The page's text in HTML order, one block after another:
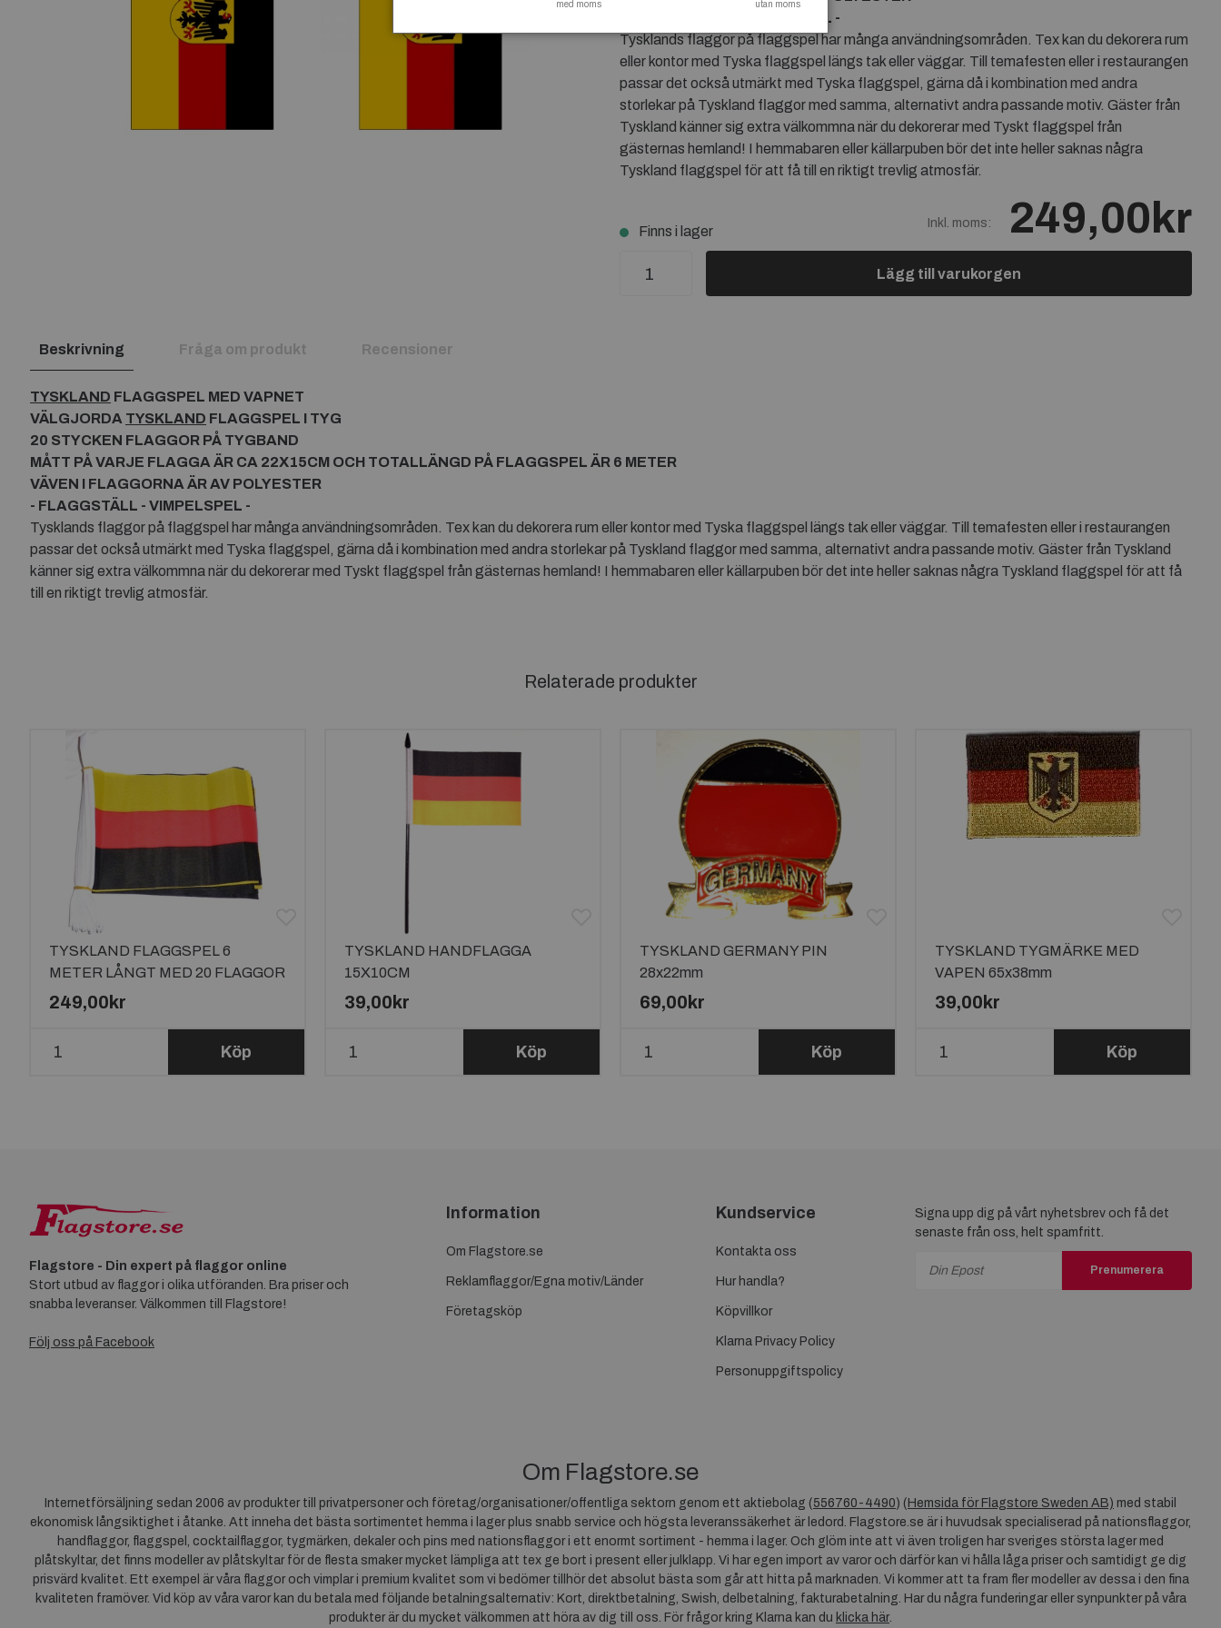
- FLAGGSTÄLL - VIMPELSPEL -
Tysklands flaggor på flaggspel har många användningsområden. Tex kan du dekorera rum
eller kontor med Tyska flaggspel längs tak eller väggar. Till temafesten eller i restaurangen
passar det också utmärkt med Tyska flaggspel, gärna då i kombination med andra
storlekar på Tyskland flaggor med samma, alternativt andra passande motiv. Gäster från
Tyskland känner sig extra välkommna när du dekorerar med Tyskt flaggspel från
gästernas hemland! I hemmabaren eller källarpuben bör det inte heller saknas några
Tyskland flaggspel för att få till en riktigt trevlig atmosfär.
Finns i lager
Inkl. moms: 249,00kr
Lägg till varukorgen
Beskrivning Fråga om produkt Recensioner
TYSKLAND FLAGGSPEL MED VAPNET
VÄLGJORDA TYSKLAND FLAGGSPEL I TYG
20 STYCKEN FLAGGOR PÅ TYGBAND
MÅTT PÅ VARJE FLAGGA ÄR CA 22X15CM OCH TOTALLÄNGD PÅ FLAGGSPEL ÄR 6 METER
VÄVEN I FLAGGORNA ÄR AV POLYESTER
- FLAGGSTÄLL - VIMPELSPEL -
Tysklands flaggor på flaggspel har många användningsområden. Tex kan du dekorera rum eller kontor med Tyska flaggspel längs tak eller väggar. Till temafesten eller i restaurangen
passar det också utmärkt med Tyska flaggspel, gärna då i kombination med andra storlekar på Tyskland flaggor med samma, alternativt andra passande motiv. Gäster från Tyskland
känner sig extra välkommna när du dekorerar med Tyskt flaggspel från gästernas hemland! I hemmabaren eller källarpuben bör det inte heller saknas några Tyskland flaggspel för att få
till en riktigt trevlig atmosfär.
Relaterade produkter
TYSKLAND FLAGGSPEL 6
METER LÅNGT MED 20 FLAGGOR
249,00kr
Köp
TYSKLAND HANDFLAGGA
15X10CM
39,00kr
Köp
TYSKLAND GERMANY PIN
28x22mm
69,00kr
Köp
TYSKLAND TYGMÄRKE MED
VAPEN 65x38mm
39,00kr
Köp
Flagstore - Din expert på flaggor online
Stort utbud av flaggor i olika utföranden. Bra priser och
snabba leveranser. Välkommen till Flagstore!
Följ oss på Facebook
Information
Om Flagstore.se
Reklamflaggor/Egna motiv/Länder
Företagsköp
Kundservice
Kontakta oss
Hur handla?
Köpvillkor
Klarna Privacy Policy
Personuppgiftspolicy
Signa upp dig på vårt nyhetsbrev och få det
senaste från oss, helt spamfritt.
Prenumerera
Om Flagstore.se
Internetförsäljning sedan 2006 av produkter till privatpersoner och företag/organisationer/offentliga sektorn genom ett aktiebolag (556760-4490) ( Hemsida för Flagstore Sweden AB) med stabil
ekonomisk långsiktighet i åtanke. Att inneha det bästa sortimentet hemma i lager plus snabb service och högsta leveranssäkerhet är ledord. Flagstore.se är i huvudsak specialiserad på nationsflaggor,
handflaggor, flaggspel, cocktailflaggor, tygmärken, dekaler och pins med nationsflaggor i ett enormt sortiment - hemma i lager. Och glöm inte att vi även troligen har sveriges största lager med
plåtskyltar, det finns modeller av plåtskyltar för de flesta smaker mycket lämpliga att tex ge bort i present eller julklapp. Vi har egen import av varor och därför kan vi hålla låga priser och samtidigt ge dig
prisvärd kvalitet. Ett exempel är våra flaggor och vimplar i premium kvalitet som vi bedömer tillhör det absolut bästa som går att hitta på marknaden. Vi kommer att ta fram fler modeller av dessa i den fina
kvaliteten framöver. Vid köp av våra varor kan du betala med följande betalningsalternativ: Kort, direktbetalning, Swish, delbetalning, fakturabetalning. Har du några funderingar eller synpunkter på våra
produkter är du mycket välkommen att höra av dig till oss. För frågor kring Klarna kan du klicka här.
med moms utan moms